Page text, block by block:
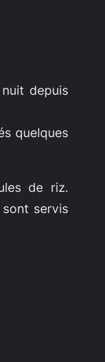
depuis
quelques
de riz.
servis